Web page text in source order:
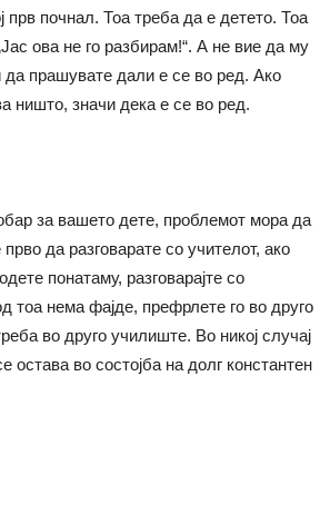
прв почнал. Тоа треба да е детето. Тоа
ова не го разбирам!“. А не вие да му
да прашувате дали е се во ред. Ако
ништо, значи дека е се во ред.
за вашето дете, проблемот мора да
да разговарате со учителот, ако
понатаму, разговарајте со
тоа нема фајде, префрлете го во друго
во друго училиште. Во никој случај
остава во состојба на долг константен